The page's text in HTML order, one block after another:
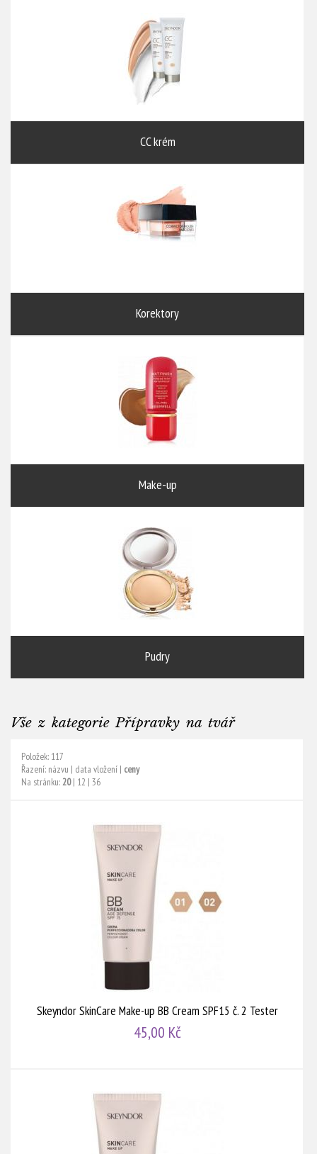
CC krém
Korektory
Make-up
Pudry
Vše z kategorie Přípravky na tvář
Položek: 117
Řazení: názvu | data vložení | ceny
Na stránku:20| 12 | 36
Skeyndor SkinCare Make-up BB Cream SPF15 č. 2 Tester
45,00 Kč